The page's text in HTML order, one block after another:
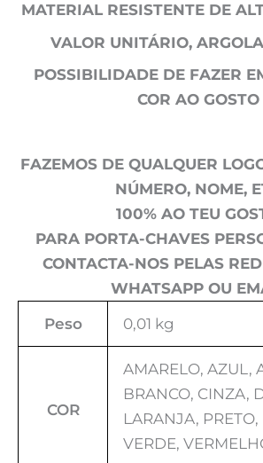
MATERIAL RESISTENTE DE
VALOR UNITÁRIO,
POSSIBILIDADE DE FAZER
COR AO GOSTO
FAZEMOS DE QUALQUER
NÚMERO, NOME,
100% AO TEU
PARA PORTA-CHAVES
CONTACTA-NOS PELAS
WHATSAPP OU
Peso
0,01 kg
COR
AMARELO, AZUL,
BRANCO, CINZA,
LARANJA, PRETO,
VERDE,